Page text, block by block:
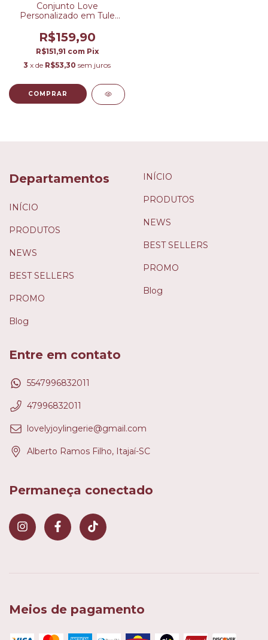
Conjunto Love
Personalizado em Tule
R$159,90
R$151,91 com Pix
3 x de R$53,30 sem juros
COMPRAR
Departamentos
INÍCIO
PRODUTOS
NEWS
BEST SELLERS
PROMO
Blog
INÍCIO
PRODUTOS
NEWS
BEST SELLERS
PROMO
Blog
Entre em contato
5547996832011
47996832011
lovelyjoylingerie@gmail.com
Alberto Ramos Filho, Itajaí-SC
Permaneça conectado
Meios de pagamento